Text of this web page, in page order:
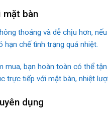
mặt bàn
thoáng và dễ chịu hơn,
chế tình trạng quá nhiệt.
mua, bạn hoàn toàn có thể
trực tiếp với mặt bàn, nhiệt
dụng